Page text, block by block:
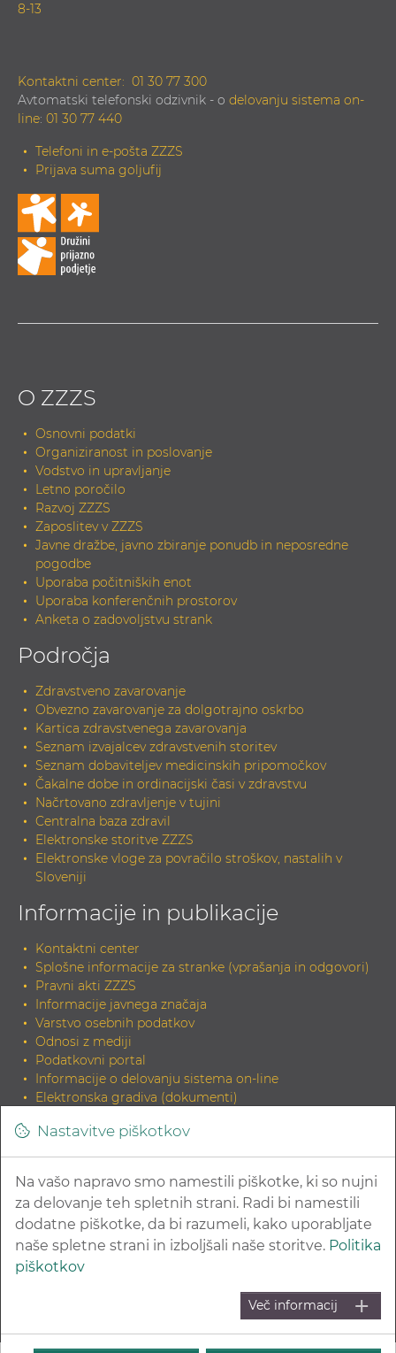
8-13
Kontaktni center: 01 30 77 300
Avtomatski telefonski odzivnik - o delovanju sistema on-
line: 01 30 77 440
Telefoni in e-pošta ZZZS
Prijava suma goljufij
O ZZZS
Osnovni podatki
Organiziranost in poslovanje
Vodstvo in upravljanje
Letno poročilo
Razvoj ZZZS
Zaposlitev v ZZZS
Javne dražbe, javno zbiranje ponudb in neposredne
pogodbe
Uporaba počitniških enot
Uporaba konferenčnih prostorov
Anketa o zadovoljstvu strank
Področja
Zdravstveno zavarovanje
Obvezno zavarovanje za dolgotrajno oskrbo
Kartica zdravstvenega zavarovanja
Seznam izvajalcev zdravstvenih storitev
Seznam dobaviteljev medicinskih pripomočkov
Čakalne dobe in ordinacijski časi v zdravstvu
Načrtovano zdravljenje v tujini
Centralna baza zdravil
Elektronske storitve ZZZS
Elektronske vloge za povračilo stroškov, nastalih v
Sloveniji
Informacije in publikacije
Kontaktni center
Splošne informacije za stranke (vprašanja in odgovori)
Pravni akti ZZZS
Informacije javnega značaja
Varstvo osebnih podatkov
Odnosi z mediji
Podatkovni portal
Informacije o delovanju sistema on-line
Elektronska gradiva (dokumenti)
INDOK knjižnica
Zahteva za elektronski izvirnik dokumenta in potrditev
Povezave na sorodne strani
Pravna obvestila in varovanje zasebnosti
Nastavitve piškotkov
Na vašo napravo smo namestili piškotke, ki so nujni
za delovanje teh spletnih strani. Radi bi namestili
dodatne piškotke, da bi razumeli, kako uporabljate
naše spletne strani in izboljšali naše storitve. Politika
piškotkov
Več informacij